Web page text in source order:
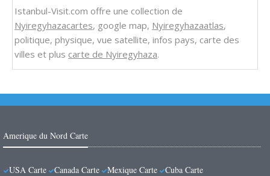
Istanbul-Visit.com offre une collection de
Nyiregyhazacartes, google map, Nyiregyhazaatlas,
politique, physique, vue satellite, infos pays, carte des
villes et plus carte de Nyiregyhaza.
Amerique du Nord Carte
USA Carte Canada Carte Mexique Carte Cuba Carte